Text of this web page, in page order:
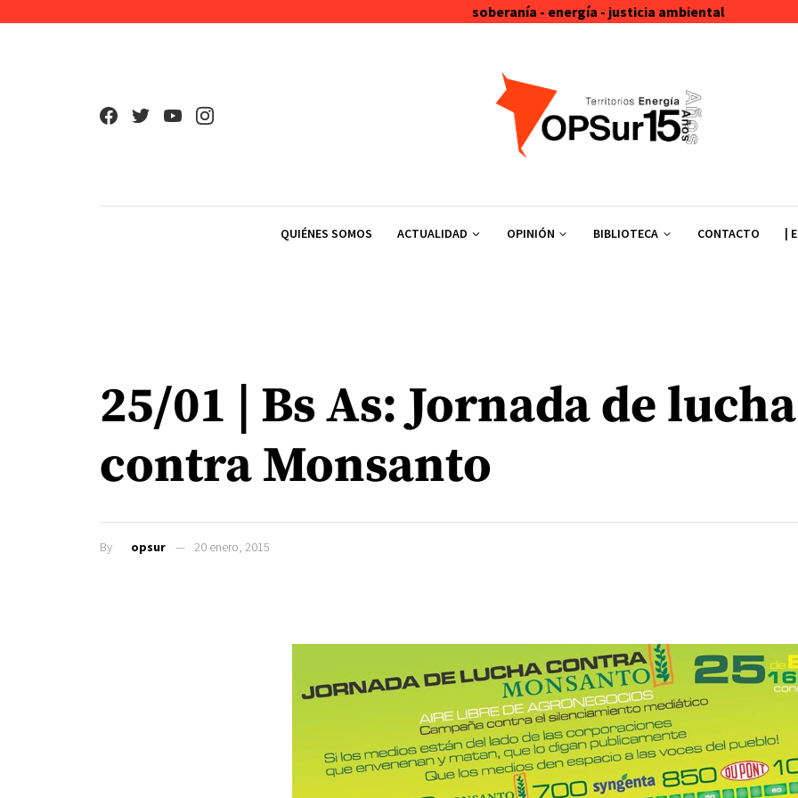
soberanía - energía - justicia ambiental
QUIÉNES SOMOS ACTUALIDAD OPINIÓN BIBLIOTECA CONTACTO |
25/01 | Bs As: Jornada de lucha
contra Monsanto
By opsur 20 enero, 2015